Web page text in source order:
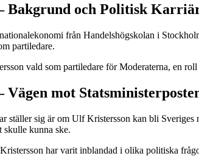
Bakgrund och Politisk
från Handelshögskolan i
partiledare.
vald som partiledare för Moderaterna, en
Vägen mot
ställer sig är om Ulf Kristersson kan bli
skulle kunna ske.
har varit inblandad i olika politiska